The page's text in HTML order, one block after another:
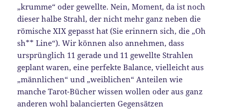
„krumme“ oder gewellte. Nein, Moment, da ist noch
dieser halbe Strahl, der nicht mehr ganz neben die
römische XIX gepasst hat (Sie erinnern sich, die „Oh
sh** Line“). Wir können also annehmen, dass
ursprünglich 11 gerade und 11 gewellte Strahlen
geplant waren, eine perfekte Balance, vielleicht aus
„männlichen“ und „weiblichen“ Anteilen wie
manche Tarot-Bücher wissen wollen oder aus ganz
anderen wohl balancierten Gegensätzen